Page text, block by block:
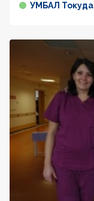
УМБАЛ Токуда